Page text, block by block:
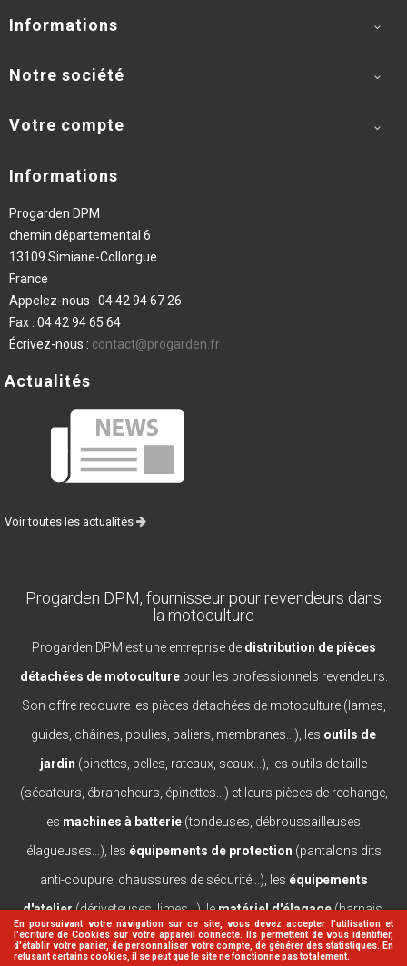
En poursuivant votre navigation sur ce site, vous devez accepter l’utilisation et
l'écriture de Cookies sur votre appareil connecté. Ils permettent de vous identifier,
d'établir votre panier, de personnaliser votre compte, de générer des statistiques. En
refusant certains cookies, il se peut que le site ne fonctionne pas totalement.
Informations 
Notre société 
Votre compte 
Informations
Progarden DPM
chemin départemental 6
13109 Simiane-Collongue
France
Appelez-nous : 04 42 94 67 26
Fax : 04 42 94 65 64
Écrivez-nous : contact@progarden.fr
Actualités
Voir toutes les actualités
Progarden DPM, fournisseur pour revendeurs dans
la motoculture
Progarden DPM est une entreprise de distribution de pièces
détachées de motoculturepour les professionnels revendeurs.
Son offre recouvre les pièces détachées de motoculture (lames,
guides, châines, poulies, paliers, membranes...), les outils de
jardin (binettes, pelles, rateaux, seaux...), les outils de taille
(sécateurs, ébrancheurs, épinettes...) et leurs pièces de rechange,
les machines à batterie (tondeuses, débroussailleuses,
élagueuses...), les équipements de protection (pantalons dits
anti-coupure, chaussures de sécurité...), les équipements
d'atelier(dériveteuses, limes...), lematériel d'élagage(harnais,
casques, lanceurs...).